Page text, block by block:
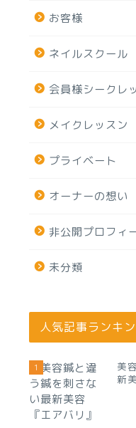
お客様
ネイルスクール
会員様シークレ
メイクレッスン
プライベート
オーナーの想い
非公開プロフィ
未分類
人気記事ランキ
1
美
新